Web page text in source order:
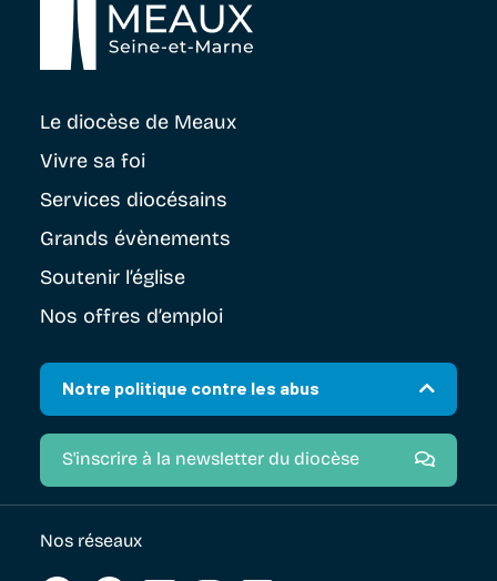
Le diocèse de Meaux
Vivre sa foi
Services diocésains
Grands évènements
Soutenir l’église
Nos offres d’emploi
Notre politique contre les abus
S'inscrire à la newsletter du diocèse
Nos réseaux